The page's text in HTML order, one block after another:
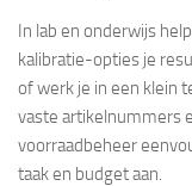
In lab en onderwijs
kalibratie-opties je
of werk je in een klein
vaste artikelnummers
voorraadbeheer
taak en budget aan.